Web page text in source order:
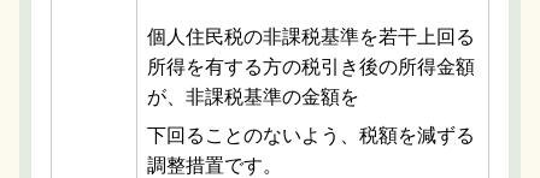
個人住民税の非課税基準を若干上回る
所得を有する方の税引き後の所得金額
が、非課税基準の金額を
下回ることのないよう、税額を減ずる
調整措置です。